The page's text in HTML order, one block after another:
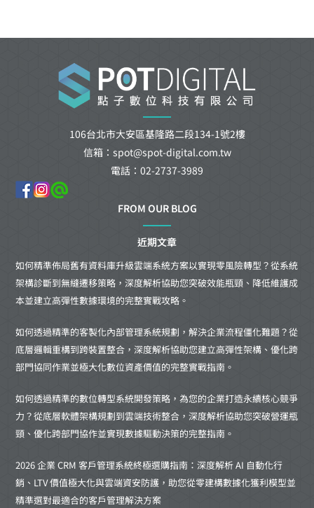
106台北市大安區基隆路二段134-1號2樓
信箱：spot@spot-digital.com.tw
電話：02-2737-3989
FROM OUR BLOG
近期文章
如何精準佈局舊有資料庫升級雲端系統方案以實現零風險轉型？從系統
架構診斷到無縫遷移策略，深度解析協助您突破效能瓶頸、降低維護成
本並建立高彈性數據環境的完整實戰攻略。
如何透過精準的客製化內部管理系統規劃，解決企業流程僵化難題？從
底層邏輯重構到跨裝置整合，深度解析協助您建立高彈性架構、優化跨
部門協同作業並極大化數位資產價值的完整實戰指南。
如何透過精準的數位轉型系統開發策略，為您的企業打造永續核心競爭
力？從底層軟體架構規劃到雲端技術整合，深度解析協助您突破營運瓶
頸、優化跨部門協作並實現數據驅動決策的完整指南。
2026 企業 CRM 客戶管理系統終極選購指南：深度解析 AI 自動化行
銷、LTV 價值極大化與雲端資安防護，助您從零建構數據化獲利模型並
精準選對最適合的客戶管理解決方案